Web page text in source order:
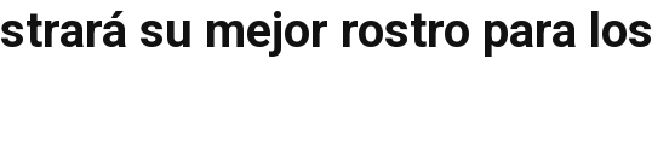
su mejor rostro para los